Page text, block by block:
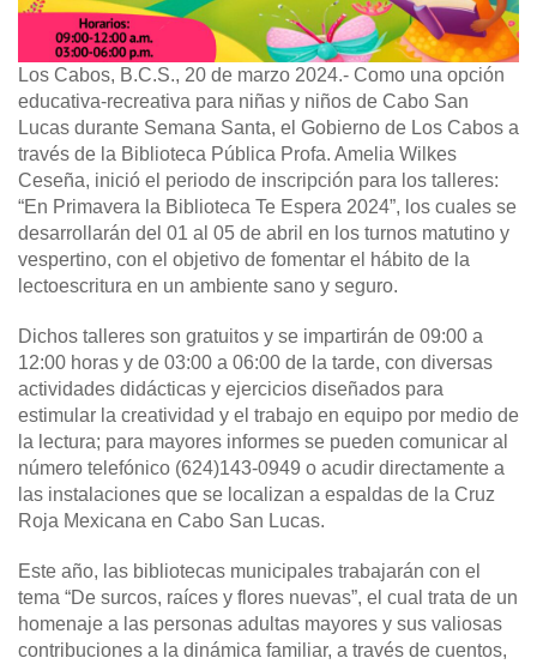
Los Cabos, B.C.S., 20 de marzo 2024.- Como una opción
educativa-recreativa para niñas y niños de Cabo San
Lucas durante Semana Santa, el Gobierno de Los Cabos a
través de la Biblioteca Pública Profa. Amelia Wilkes
Ceseña, inició el periodo de inscripción para los talleres:
“En Primavera la Biblioteca Te Espera 2024”, los cuales se
desarrollarán del 01 al 05 de abril en los turnos matutino y
vespertino, con el objetivo de fomentar el hábito de la
lectoescritura en un ambiente sano y seguro.
Dichos talleres son gratuitos y se impartirán de 09:00 a
12:00 horas y de 03:00 a 06:00 de la tarde, con diversas
actividades didácticas y ejercicios diseñados para
estimular la creatividad y el trabajo en equipo por medio de
la lectura; para mayores informes se pueden comunicar al
número telefónico (624)143-0949 o acudir directamente a
las instalaciones que se localizan a espaldas de la Cruz
Roja Mexicana en Cabo San Lucas.
Este año, las bibliotecas municipales trabajarán con el
tema “De surcos, raíces y flores nuevas”, el cual trata de un
homenaje a las personas adultas mayores y sus valiosas
contribuciones a la dinámica familiar, a través de cuentos,